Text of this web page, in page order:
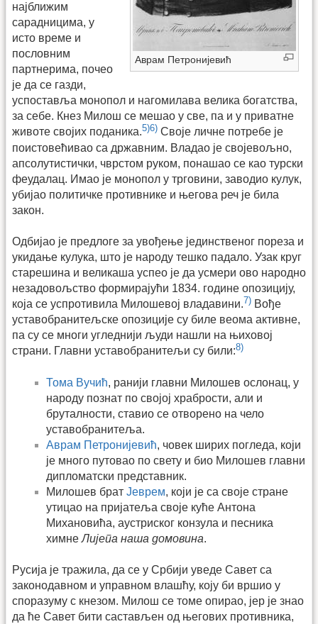
Аврам Петронијевић
најближим
сарадницима, у
исто време и
пословним
партнерима, почео
је да се газди,
успоставља монопол и нагомилава велика богатства,
за себе. Кнез Милош се мешао у све, па и у приватне
животе својих поданика.5)6) Своје личне потребе је
поистовећивао са државним. Владао је својевољно,
апсолутистички, чврстом руком, понашао се као турски
феудалац. Имао је монопол у трговини, заводио кулук,
убијао политичке противнике и његова реч је била
закон.
Одбијао је предлоге за увођење јединственог пореза и
укидање кулука, што је народу тешко падало. Узак круг
старешина и великаша успео је да усмери ово народно
незадовољство формирајући 1834. године опозицију,
која се успротивила Милошевој владавини.7) Вође
уставобранитељске опозиције су биле веома активне,
па су се многи угледнији људи нашли на њиховој
страни. Главни уставобранитељи су били:8)
Тома Вучић, ранији главни Милошев ослонац, у
народу познат по својој храбрости, али и
бруталности, ставио се отворено на чело
уставобранитеља.
Аврам Петронијевић, човек ширих погледа, који
је много путовао по свету и био Милошев главни
дипломатски представник.
Милошев брат Јеврем, који је са своје стране
утицао на пријатеља своје куће Антона
Михановића, аустриског конзула и песника
химнеЛијепа наша домовина.
Русија је тражила, да се у Србији уведе Савет са
законодавном и управном влашћу, коју би вршио у
споразуму с кнезом. Милош се томе опирао, јер је знао
да ће Савет бити састављен од његових противника,